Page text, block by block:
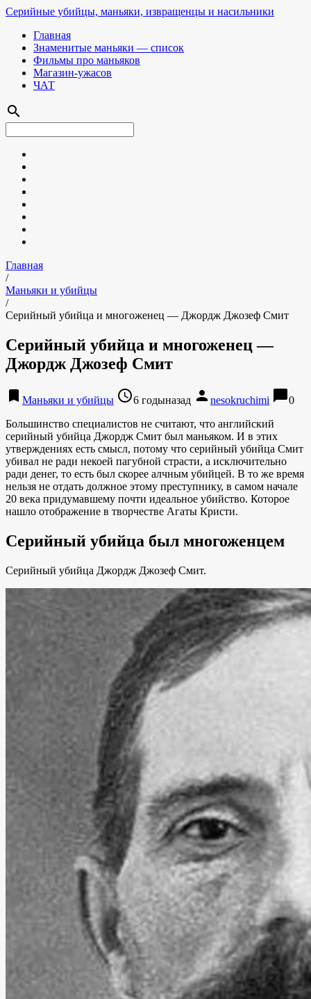
Серийные убийцы, маньяки, извращенцы и насильники
Главная
Знаменитые маньяки — список
Фильмы про маньяков
Магазин-ужасов
ЧАТ
search
Главная
/
Маньяки и убийцы
/
Серийный убийца и многоженец — Джордж Джозеф Смит
Серийный убийца и многоженец —
Джордж Джозеф Смит
bookmark Маньяки и убийцы access_time6 годыназад person nesokruchimi chat_bubble0
Большинство специалистов не считают, что английский
серийный убийца Джордж Смит был маньяком. И в этих
утверждениях есть смысл, потому что серийный убийца Смит
убивал не ради некоей пагубной страсти, а исключительно
ради денег, то есть был скорее алчным убийцей. В то же время
нельзя не отдать должное этому преступнику, в самом начале
20 века придумавшему почти идеальное убийство. Которое
нашло отображение в творчестве Агаты Кристи.
Серийный убийца был многоженцем
Серийный убийца Джордж Джозеф Смит.